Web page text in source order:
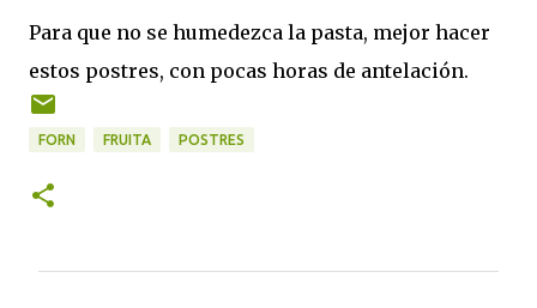
Para que no se humedezca la pasta, mejor hacer
estos postres, con pocas horas de antelación.
FORN FRUITA POSTRES